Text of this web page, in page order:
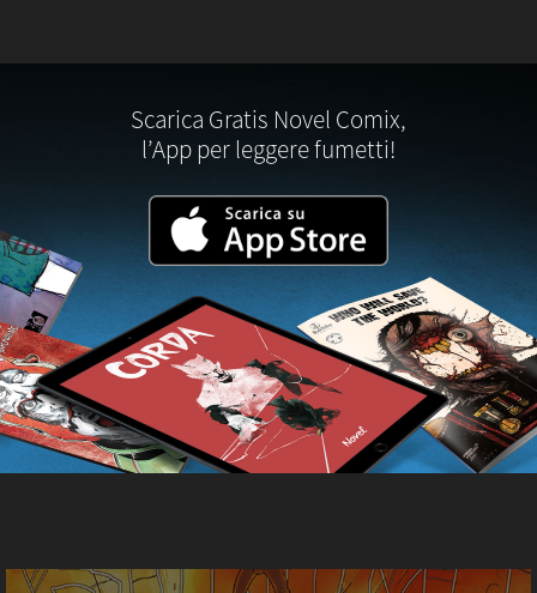
Scarica Gratis Novel Comix,
l’App per leggere fumetti!